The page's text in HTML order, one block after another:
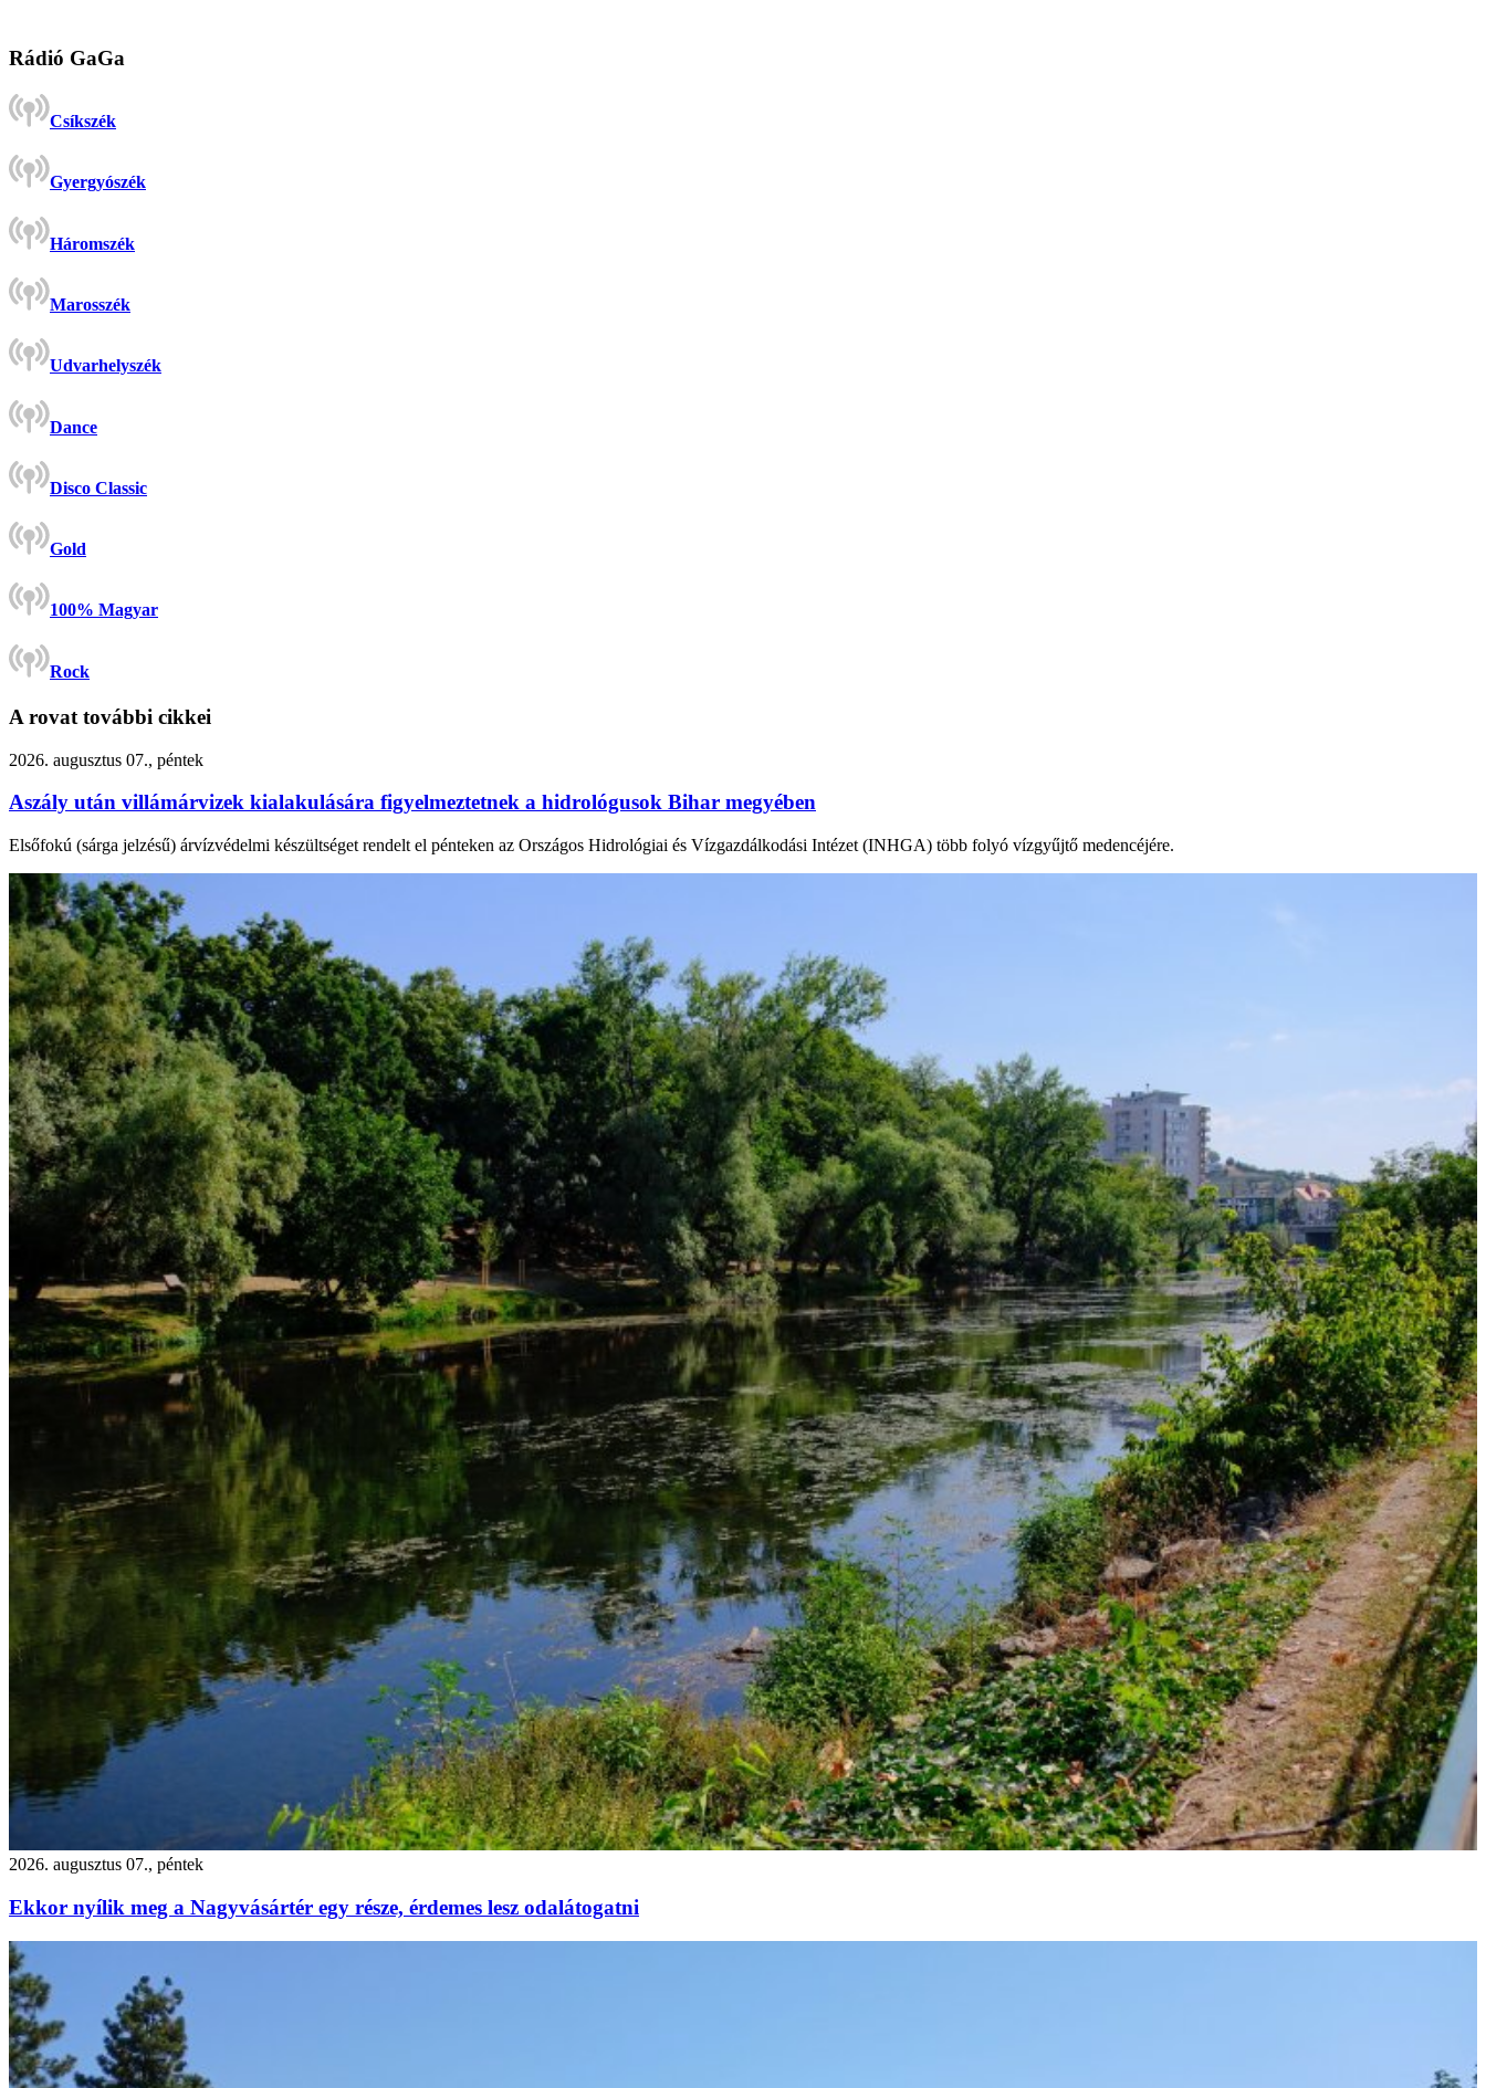
Rádió GaGa
Csíkszék
Gyergyószék
Háromszék
Marosszék
Udvarhelyszék
Dance
Disco Classic
Gold
100% Magyar
Rock
A rovat további cikkei
2026. augusztus 07., péntek
Aszály után villámárvizek kialakulására figyelmeztetnek a hidrológusok Bihar megyében
Elsőfokú (sárga jelzésű) árvízvédelmi készültséget rendelt el pénteken az Országos Hidrológiai és Vízgazdálkodási Intézet (INHGA) több folyó vízgyűjtő medencéjére.
2026. augusztus 07., péntek
Ekkor nyílik meg a Nagyvásártér egy része, érdemes lesz odalátogatni